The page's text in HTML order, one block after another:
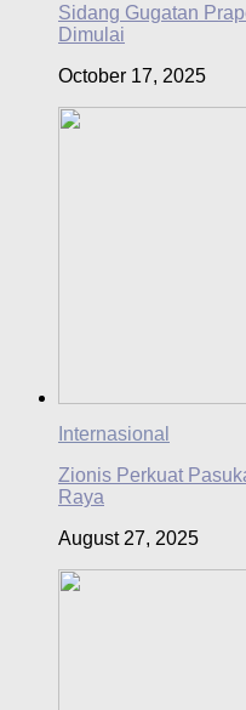
Sidang Gugatan
Dimulai
October 17, 2025
Internasional
Zionis Perkuat
Raya
August 27, 2025